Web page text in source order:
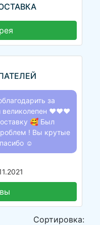
за
великолепен ❤️❤️❤️
🥰 Был
! Вы крутые
☺️
Сортировка: